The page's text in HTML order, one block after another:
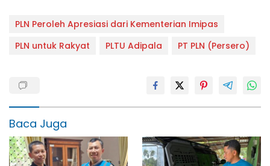
PLN Peroleh Apresiasi dari Kementerian Imipas
PLN untuk Rakyat
PLTU Adipala PT PLN (Persero)
Baca Juga